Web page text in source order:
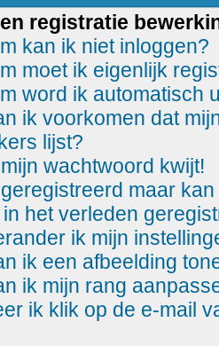
registratie
kan ik niet inloggen?
moet ik eigenlijk
word ik automatisch
ik voorkomen dat
lijst?
wachtwoord kwijt!
maar
het verleden
ik mijn
ik een afbeelding
ik mijn rang
ik klik op de e-mail